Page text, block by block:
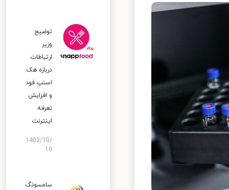
توضیح
وزیر
ارتباطات
درباره هک
اسنپ‌ فود
و افزایش
تعرفه
اینترنت
1402/10/
10
سامسونگ